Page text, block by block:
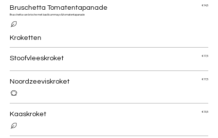
Bruschetta Tomatentapanade
Bruschetta van brioche met basilicummayo & tomatentapanade
€ 14,5
Kroketten
Stoofvleeskroket € 17,5
Noordzeeviskroket € 17,5
Kaaskroket € 13,5